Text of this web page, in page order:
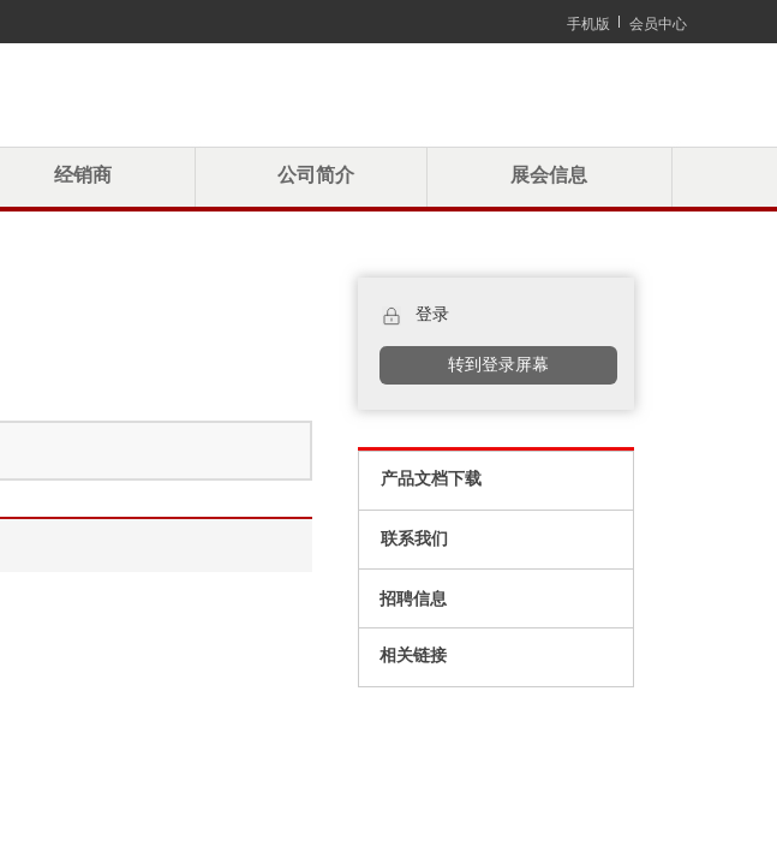
手机版 会员中心
经销商 公司简介 展会信息
登录
转到登录屏幕
产品文档下载
联系我们
招聘信息
相关链接